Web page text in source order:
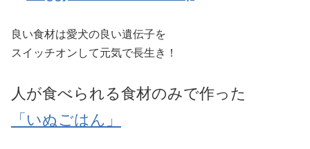
良い食材は愛犬の良い遺伝子を
スイッチオンして元気で長生き！
人が食べられる食材のみで作った
「いぬごはん」